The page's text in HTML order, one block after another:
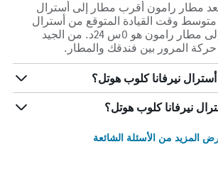
31.4 كم ، يعد مطار رامون أقرب مطار إلى أسترال
متوسط وقت القيادة المتوقع من أسترال
نيرفانا كلوب هوتل إلى مطار رامون هو 0س 24د. من الجيد
المرور بين فندقك والمطار.
نيرفانا كلوب هوتل؟
نيرفانا كلوب هوتل؟
المزيد من الأسئلة الشائعة